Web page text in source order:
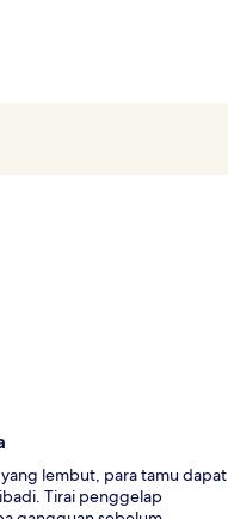
lembut, para tamu dapat
Tirai penggelap